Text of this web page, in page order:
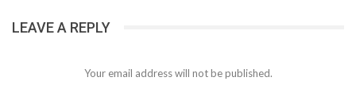
LEAVE A REPLY
Your email address will not be published.